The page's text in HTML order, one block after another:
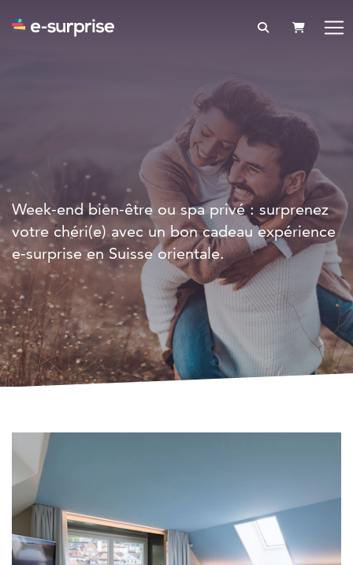
PANIER
Week-end bien-être ou spa privé : surprenez
votre chéri(e) avec un bon cadeau expérience
e-surprise en Suisse orientale.